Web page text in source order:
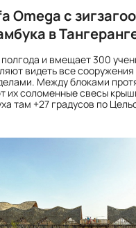
Omega с
в
и вмещает 300
видеть все
Между блоками
их соломенные свесы
там +27 градусов по